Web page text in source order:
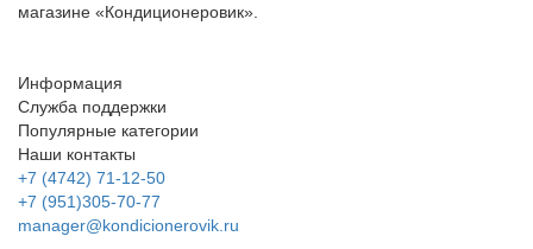
магазине «Кондиционеровик».
Информация
Служба поддержки
Популярные категории
Наши контакты
+7 (4742) 71-12-50
+7 (951)305-70-77
manager@kondicionerovik.ru